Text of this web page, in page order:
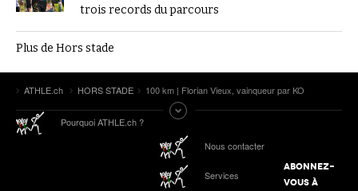
trois records du parcours
Plus de Hors stade
ATHLE.ch HORS STADE 100 km | Florian Vieux, vainqueur par KO
Pourquoi ATHLE.ch ?
Nous contacter
Services
ABONNEZ-
VOUS À